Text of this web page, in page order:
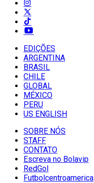
EDIÇÕES
ARGENTINA
BRASIL
CHILE
GLOBAL
MÉXICO
PERU
US ENGLISH
SOBRE NÓS
STAFF
CONTATO
Escreva no Bolavip
RedGol
Futbolcentroamerica